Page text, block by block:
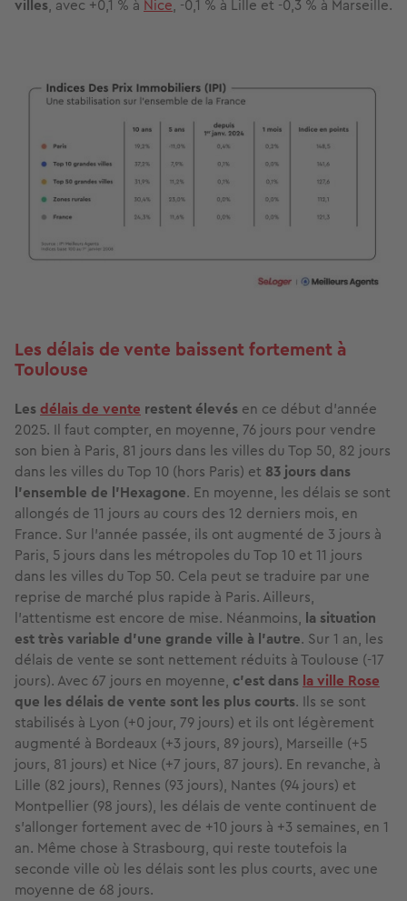
villes, avec +0,1 % à Nice, -0,1 % à Lille et -0,3 % à Marseille.
Les délais de vente baissent fortement à
Toulouse
Lesdélais de vente restent élevés en ce début d’année
2025. Il faut compter, en moyenne, 76 jours pour vendre
son bien à Paris, 81 jours dans les villes du Top 50, 82 jours
dans les villes du Top 10 (hors Paris) et 83 jours dans
l’ensemble de l’Hexagone. En moyenne, les délais se sont
allongés de 11 jours au cours des 12 derniers mois, en
France. Sur l’année passée, ils ont augmenté de 3 jours à
Paris, 5 jours dans les métropoles du Top 10 et 11 jours
dans les villes du Top 50. Cela peut se traduire par une
reprise de marché plus rapide à Paris. Ailleurs,
l’attentisme est encore de mise. Néanmoins, la situation
est très variable d’une grande ville à l’autre. Sur 1 an, les
délais de vente se sont nettement réduits à Toulouse (-17
jours). Avec 67 jours en moyenne, c’est dans la ville Rose
que les délais de vente sont les plus courts. Ils se sont
stabilisés à Lyon (+0 jour, 79 jours) et ils ont légèrement
augmenté à Bordeaux (+3 jours, 89 jours), Marseille (+5
jours, 81 jours) et Nice (+7 jours, 87 jours). En revanche, à
Lille (82 jours), Rennes (93 jours), Nantes (94 jours) et
Montpellier (98 jours), les délais de vente continuent de
s’allonger fortement avec de +10 jours à +3 semaines, en 1
an. Même chose à Strasbourg, qui reste toutefois la
seconde ville où les délais sont les plus courts, avec une
moyenne de 68 jours.